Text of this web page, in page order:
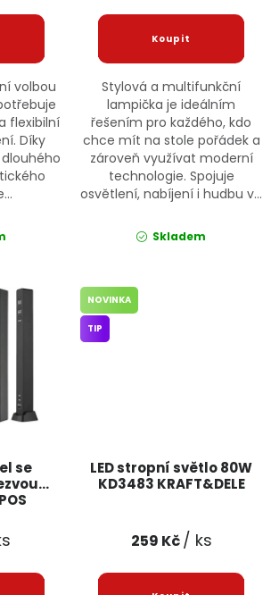
Odstoupení ve lhůtě 14 dní
Reklamační řád
osobních údajů
volbou
flexibilní
Díky
Stylová a multifunkční
lampička je ideálním
řešením pro každého, kdo
chce mít na stole pořádek a
zároveň využívat moderní
technologie. Spojuje
osvětlení, nabíjení i hudbu v...
Skladem
se
LED stropní světlo 80W
KD3483 KRAFT&DELE
NOVINKA
TIP
259 Kč/ ks